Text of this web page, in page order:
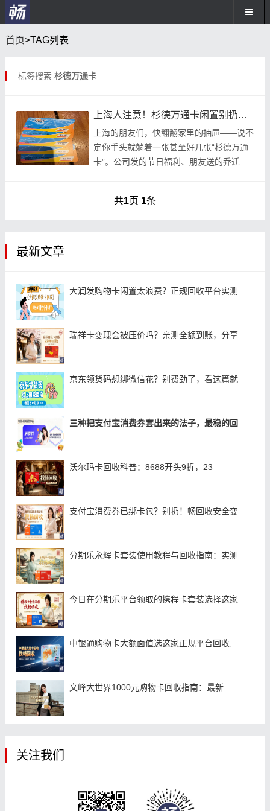
首页>TAG列表
标签搜索 杉德万通卡
上海人注意！杉德万通卡闲置别扔，抓住92折回收机会变现太香了！
上海的朋友们，快翻翻家里的抽屉——说不
定你手头就躺着一张甚至好几张“杉德万通
卡”。公司发的节日福利、朋友送的乔迁
共1页 1条
最新文章
大润发购物卡闲置太浪费？正规回收平台实测
瑞祥卡变现会被压价吗？亲测全额到账，分享
京东领货码想绑微信花？别费劲了，看这篇就
三种把支付宝消费券套出来的法子，最稳的回
沃尔玛卡回收科普：8688开头9折，23
支付宝消费券已绑卡包？别扔！畅回收安全变
分期乐永辉卡套装使用教程与回收指南：实测
今日在分期乐平台领取的携程卡套装选择这家
中银通购物卡大额面值选这家正规平台回收,
文峰大世界1000元购物卡回收指南：最新
关注我们